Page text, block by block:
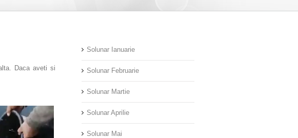
Daca aveti si
Solunar Ianuarie
Solunar Februarie
Solunar Martie
Solunar Aprilie
Solunar Mai